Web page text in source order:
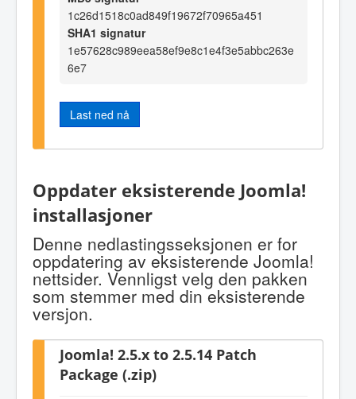
1c26d1518c0ad849f19672f70965a451
SHA1 signatur
1e57628c989eea58ef9e8c1e4f3e5abbc263e
6e7
Last ned nå
Oppdater eksisterende Joomla!
installasjoner
Denne nedlastingsseksjonen er for
oppdatering av eksisterende Joomla!
nettsider. Vennligst velg den pakken
som stemmer med din eksisterende
versjon.
Joomla! 2.5.x to 2.5.14 Patch
Package (.zip)